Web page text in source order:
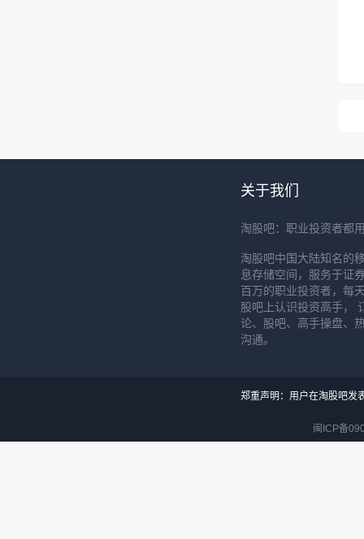
关于我们
淘股吧：职业投资者都
淘股吧中国大陆知名的
息存储空间，服务于证
百万的职业投资者，每
股吧上认识投资高手，
论、股吧、高手操盘、
沟通。
郑重声明：用户在淘股吧发
闽ICP备